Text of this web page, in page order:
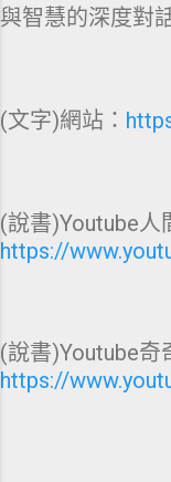
與智慧的深度對
(文字)網站：
(說書)Youtube人
https://
(說書)Youtube奇
https://